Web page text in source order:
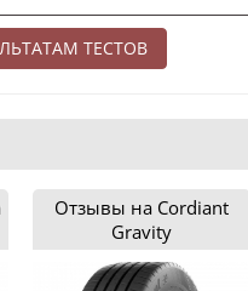
ТЕСТОВ
Отзывы на Cordiant
Gravity